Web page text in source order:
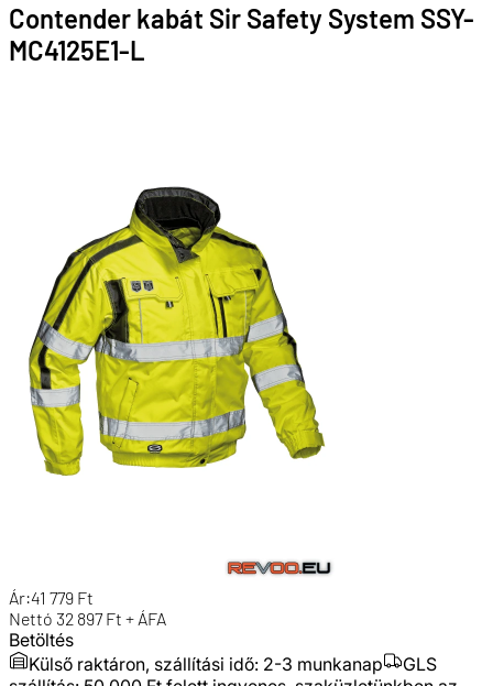
Contender kabát Sir Safety System SSY-
MC4125E1-L
Ár:41 779 Ft
Nettó 32 897 Ft + ÁFA
Betöltés
Külső raktáron, szállítási idő: 2-3 munkanap
GLS